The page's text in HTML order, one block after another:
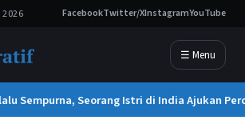
2026 FacebookTwitter/XInstagramYouTube
☰ Menu
Sempurna, Seorang Istri di India Ajukan